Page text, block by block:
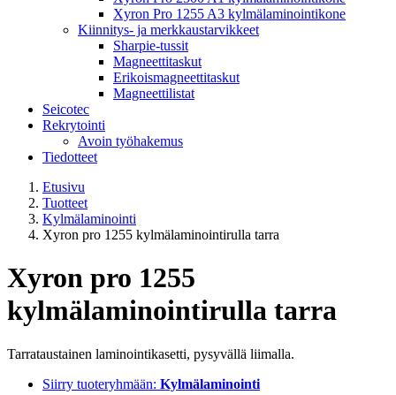
Xyron Pro 1255 A3 kylmälaminointikone
Kiinnitys- ja merkkaustarvikkeet
Sharpie-tussit
Magneettitaskut
Erikoismagneettitaskut
Magneettilistat
Seicotec
Rekrytointi
Avoin työhakemus
Tiedotteet
Etusivu
Tuotteet
Kylmälaminointi
Xyron pro 1255 kylmälaminointirulla tarra
Xyron pro 1255
kylmälaminointirulla tarra
Tarrataustainen laminointikasetti, pysyvällä liimalla.
Siirry tuoteryhmään: Kylmälaminointi